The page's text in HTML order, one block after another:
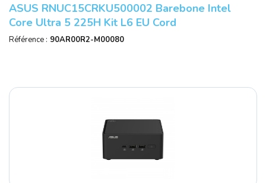
ASUS RNUC15CRKU500002 Barebone Intel
Core Ultra 5 225H Kit L6 EU Cord
Référence : 90AR00R2-M00080